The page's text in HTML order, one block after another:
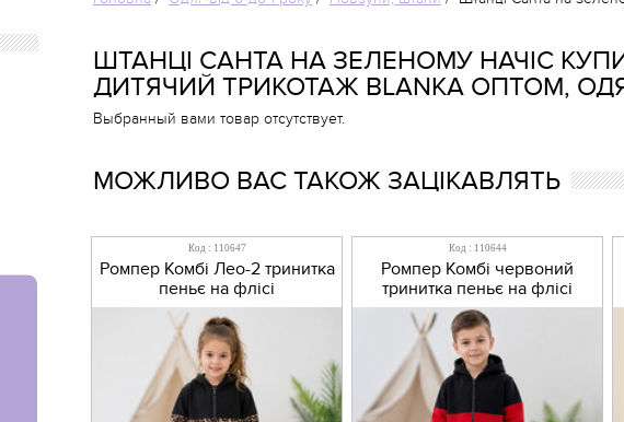
ШТАНЦІ САНТА НА ЗЕЛЕНОМУ НАЧІС
ДИТЯЧИЙ ТРИКОТАЖ BLANKA ОПТОМ,
Выбранный вами товар отсутствует.
МОЖЛИВО ВАС ТАКОЖ ЗАЦІКАВЛЯТЬ
Код : 110647
Ромпер Комбі Лео-2 тринитка
пеньє на флісі
Код : 110644
Ромпер Комбі червоний
тринитка пеньє на флісі